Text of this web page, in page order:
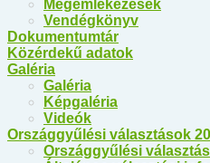
Megemlékezések
Vendégkönyv
Dokumentumtár
Közérdekű adatok
Galéria
Galéria
Képgaléria
Videók
Országgyűlési választások
Országgyűlési